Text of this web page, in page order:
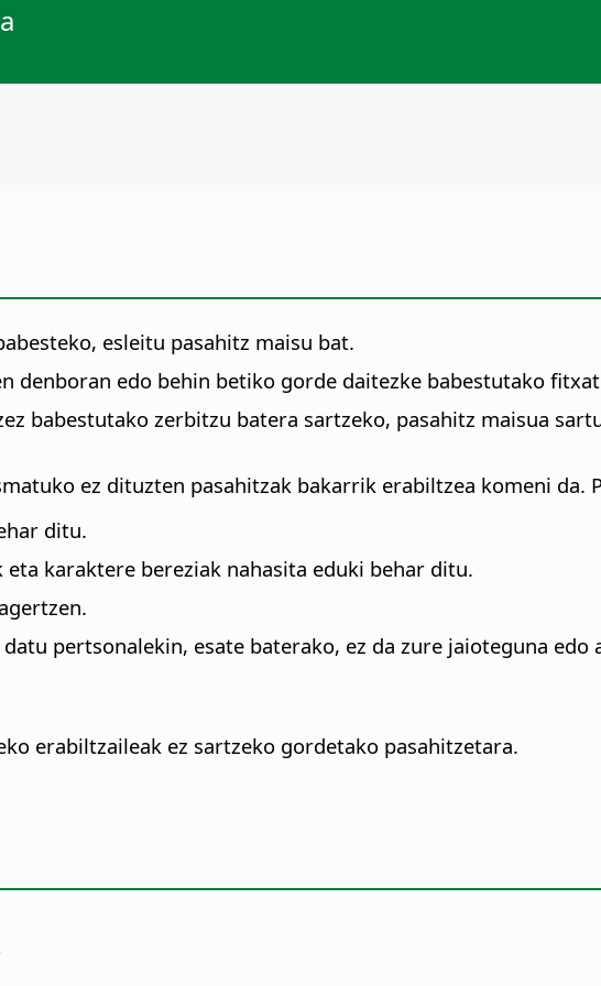
esleitu pasahitz maisu bat.
denboran edo behin betiko gorde daitezke babestutako
babestutako zerbitzu batera sartzeko, pasahitz maisua
ez dituzten pasahitzak bakarrik erabiltzea komeni da.
ditu.
karaktere bereziak nahasita eduki behar ditu.
pertsonalekin, esate baterako, ez da zure jaioteguna
erabiltzaileak ez sartzeko gordetako pasahitzetara.